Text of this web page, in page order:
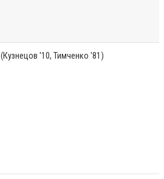
(Кузнецов '10, Тимченко '81)